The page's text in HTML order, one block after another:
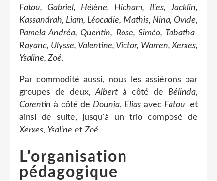
Fatou, Gabriel, Hélène, Hicham, Ilies, Jacklin,
Kassandrah, Liam, Léocadie, Mathis, Nina, Ovide,
Pamela-Andréa, Quentin, Rose, Siméo, Tabatha-
Rayana, Ulysse, Valentine, Victor, Warren, Xerxes,
Ysaline, Zoé.
Par commodité aussi, nous les assiérons par
groupes de deux,Albert à côté de Bélinda,
Corentin à côté de Dounia, Eliasavec Fatou, et
ainsi de suite, jusqu'à un trio composé de
Xerxes, Ysaline etZoé.
L'organisation
pédagogique